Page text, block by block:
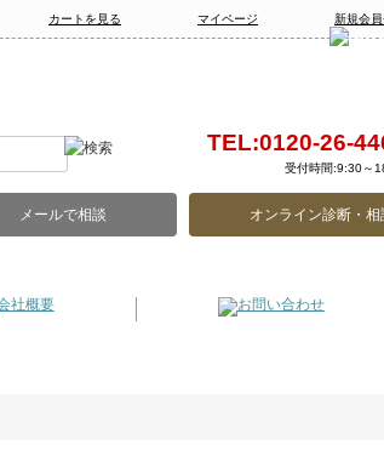
カートを見る マイページ 新規会
TEL:0120-26-
受付時間:9:30～
メールで相談 オンライン診断・相